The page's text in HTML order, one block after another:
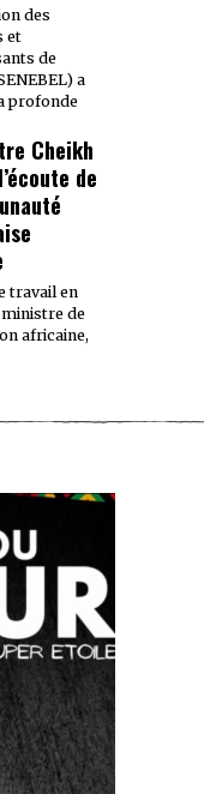
des
et
de
a
profonde
Cheikh
de
travail en
de
africaine,